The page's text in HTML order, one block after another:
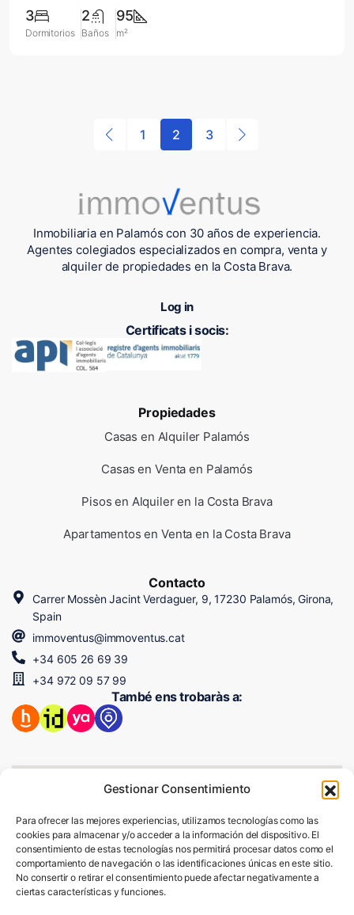
Gestionar Consentimiento
Para ofrecer las mejores experiencias, utilizamos tecnologías como las
cookies para almacenar y/o acceder a la información del dispositivo. El
consentimiento de estas tecnologías nos permitirá procesar datos como el
comportamiento de navegación o las identificaciones únicas en este sitio.
No consertir o retirar el consentimiento puede afectar negativamente a
ciertas características y funciones.
3
Dormitorios
2
Baños
95
m²
1 2 3
Inmobiliaria en Palamós con 30 años de experiencia.
Agentes colegiados especializados en compra, venta y
alquiler de propiedades en la Costa Brava.
Log in
Certificats i socis:
Propiedades
Casas en Alquiler Palamós
Casas en Venta en Palamós
Pisos en Alquiler en la Costa Brava
Apartamentos en Venta en la Costa Brava
Contacto
Carrer Mossèn Jacint Verdaguer, 9, 17230 Palamós, Girona,
Spain
immoventus@immoventus.cat
+34 605 26 69 39
+34 972 09 57 99
També ens trobaràs a: